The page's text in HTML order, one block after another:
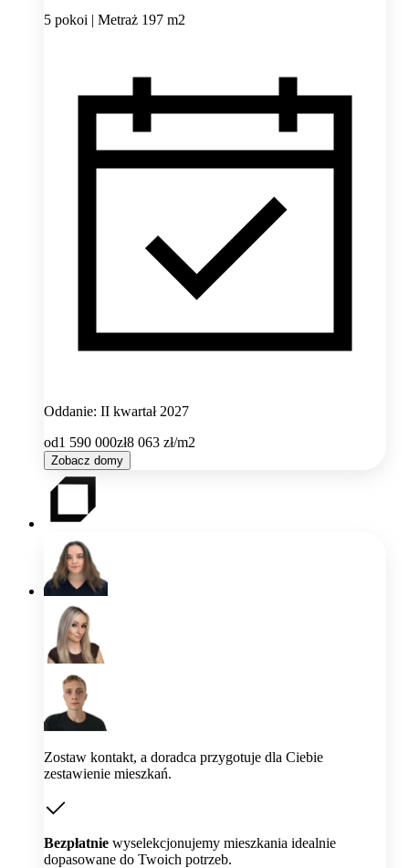
5 pokoi | Metraż 197 m2
Oddanie: II kwartał 2027
od1 590 000zł8 063 zł/m2
Zobacz domy
Zostaw kontakt, a doradca przygotuje dla Ciebie
zestawienie mieszkań.
Bezpłatnie wyselekcjonujemy mieszkania idealnie
dopasowane do Twoich potrzeb.